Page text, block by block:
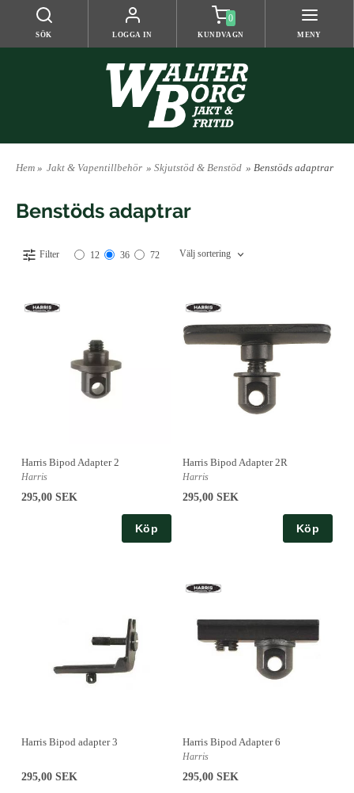
SÖK LOGGA IN
0
KUNDVAGN MENY
Hem » Jakt & Vapentillbehör » Skjutstöd & Benstöd » Benstöds adaptrar
Benstöds adaptrar
Filter 12 36 72 Välj sortering
Harris Bipod Adapter 2
Harris
295,00 SEK
Köp
Harris Bipod Adapter 2R
Harris
295,00 SEK
Köp
Harris Bipod adapter 3
295,00 SEK
Harris Bipod Adapter 6
Harris
295,00 SEK